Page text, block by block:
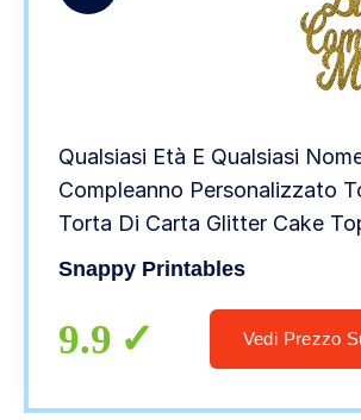
Qualsiasi Età E Qualsiasi
Compleanno Personalizzato
Torta Di Carta Glitter Cake
Compleanno Di Scintillio Di
Compleanno
Snappy Printables
9.9 Vedi Prezzo